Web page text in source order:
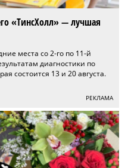
«ТинсХолл» — лучшая
места со 2-го по 11-й
диагностики по
состоится 13 и 20 августа.
РЕКЛАМА